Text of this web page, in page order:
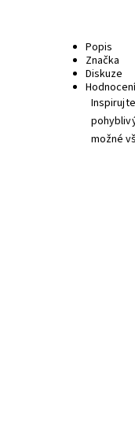
Popis
Značka
Diskuze
možné